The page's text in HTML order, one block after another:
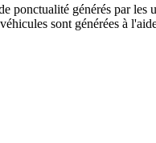
ponctualité générés par les
sont générées à